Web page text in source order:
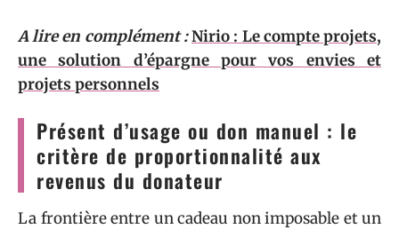
A lire en complément :Nirio : Le compte projets,
une solution d’épargne pour vos envies et
projets personnels
Présent d’usage ou don manuel : le
critère de proportionnalité aux
revenus du donateur
La frontière entre un cadeau non imposable et un